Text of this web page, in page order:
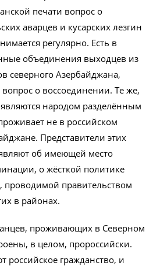
печати вопрос о
аварцев и кусарских лезгин
регулярно. Есть в
объединения выходцев из
северного Азербайджана,
о воссоединении. Те же,
народом разделённым
не в российском
Представители этих
об имеющей место
о жёсткой политике
проводимой правительством
в районах.
проживающих в Северном
в целом, пророссийски.
российское гражданство, и